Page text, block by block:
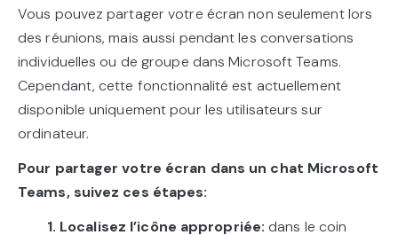
Vous pouvez partager votre écran non seulement lors
des réunions, mais aussi pendant les conversations
individuelles ou de groupe dans Microsoft Teams.
Cependant, cette fonctionnalité est actuellement
disponible uniquement pour les utilisateurs sur
ordinateur.
Pour partager votre écran dans un chat Microsoft
Teams, suivez ces étapes:
1. Localisez l’icône appropriée:dans le coin